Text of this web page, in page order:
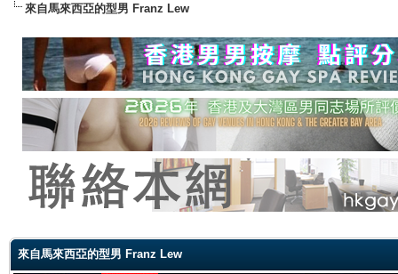
來自馬來西亞的型男 Franz Lew
來自馬來西亞的型男 Franz Lew